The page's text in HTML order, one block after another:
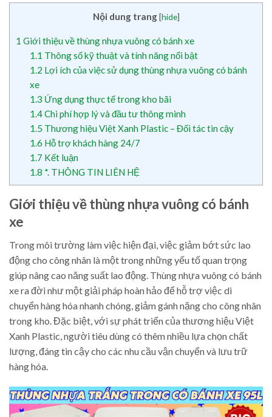
Nội dung trang [hide]
1 Giới thiệu về thùng nhựa vuông có bánh xe
1.1 Thông số kỹ thuật và tính năng nổi bật
1.2 Lợi ích của việc sử dụng thùng nhựa vuông có bánh
xe
1.3 Ứng dụng thực tế trong kho bãi
1.4Chi phí hợp lý và đầu tư thông minh
1.5 Thương hiệu Việt Xanh Plastic – Đối tác tin cậy
1.6 Hỗ trợ khách hàng 24/7
1.7 Kết luận
1.8 *. THÔNG TIN LIÊN HỆ
Giới thiệu về thùng nhựa vuông có bánh
xe
Trong môi trường làm việc hiện đại, việc giảm bớt sức lao
động cho công nhân là một trong những yếu tố quan trọng
giúp nâng cao năng suất lao động. Thùng nhựa vuông có bánh
xe ra đời như một giải pháp hoàn hảo để hỗ trợ việc di
chuyển hàng hóa nhanh chóng, giảm gánh nặng cho công nhân
trong kho. Đặc biệt, với sự phát triển của thương hiệu Việt
Xanh Plastic, người tiêu dùng có thêm nhiều lựa chọn chất
lượng, đáng tin cậy cho các nhu cầu vận chuyển và lưu trữ
hàng hóa.